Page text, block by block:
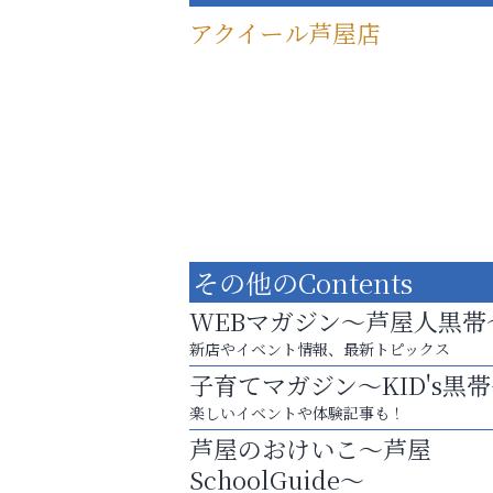
アクイール芦屋店
洋服お売りください！ 買取サービスは
出張・宅配・持ち込みすべて無料！
芦屋人~あしやびと~
その他のContents
WEBマガジン～芦屋人黒帯
新店やイベント情報、最新トピックス
子育てマガジン～KID's黒
楽しいイベントや体験記事も！
芦屋のおけいこ～芦屋
SchoolGuide～